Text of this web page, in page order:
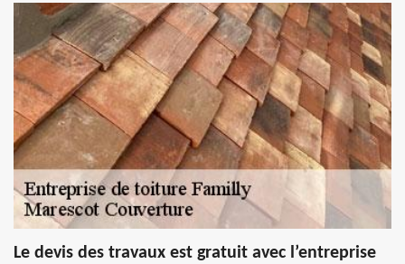
Le devis des travaux est gratuit avec l’entreprise